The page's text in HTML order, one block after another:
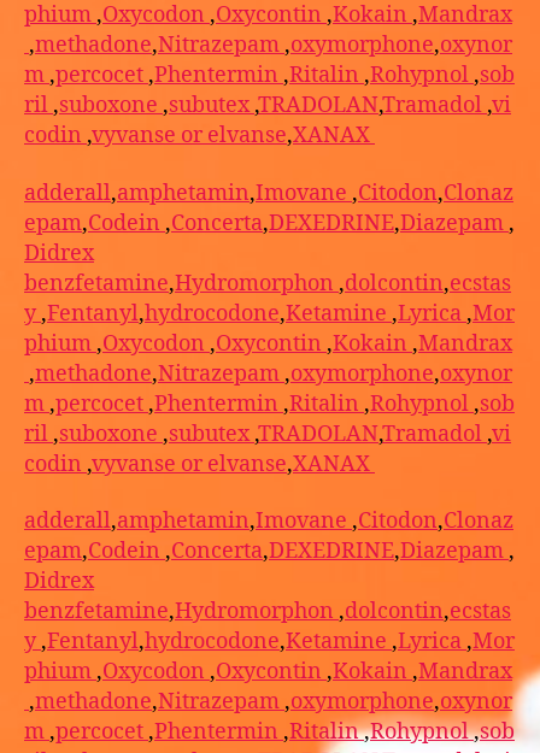
phium ,Oxycodon ,Oxycontin ,Kokain ,Mandrax
,methadone,Nitrazepam ,oxymorphone,oxynor
m ,percocet ,Phentermin ,Ritalin ,Rohypnol ,sob
ril ,suboxone ,subutex,TRADOLAN,Tramadol ,vi
codin ,vyvanse or elvanse,XANAX
adderall,amphetamin,Imovane ,Citodon,Clonaz
epam,Codein ,Concerta,DEXEDRINE,Diazepam ,
Didrex
benzfetamine,Hydromorphon ,dolcontin,ecstas
y ,Fentanyl,hydrocodone,Ketamine ,Lyrica ,Mor
phium ,Oxycodon ,Oxycontin ,Kokain ,Mandrax
,methadone,Nitrazepam ,oxymorphone,oxynor
m ,percocet ,Phentermin ,Ritalin ,Rohypnol ,sob
ril ,suboxone ,subutex,TRADOLAN,Tramadol ,vi
codin ,vyvanse or elvanse,XANAX
adderall,amphetamin,Imovane ,Citodon,Clonaz
epam,Codein ,Concerta,DEXEDRINE,Diazepam ,
Didrex
benzfetamine,Hydromorphon ,dolcontin,ecstas
y ,Fentanyl,hydrocodone,Ketamine ,Lyrica ,Mor
phium ,Oxycodon ,Oxycontin ,Kokain ,Mandrax
,methadone,Nitrazepam ,oxymorphone,oxynor
m ,percocet ,Phentermin ,Ritalin,Rohypnol,sob